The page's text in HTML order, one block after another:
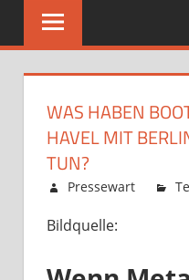
WAS HABEN
HAVEL MIT
TUN?
Februar 12, 2026
Pressewart
Bildquelle: